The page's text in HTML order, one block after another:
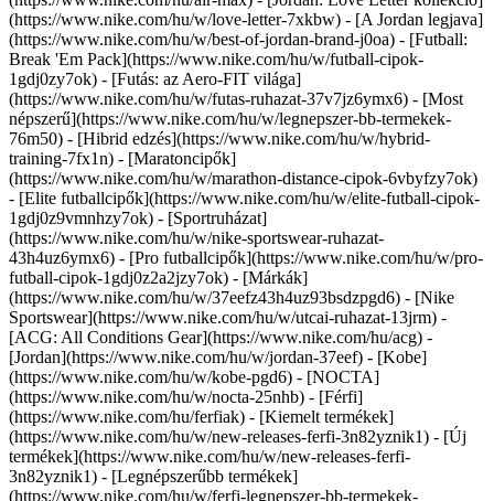
(https://www.nike.com/hu/w/love-letter-7xkbw) - [A Jordan legjava]
(https://www.nike.com/hu/w/best-of-jordan-brand-j0oa) - [Futball:
Break 'Em Pack](https://www.nike.com/hu/w/futball-cipok-
1gdj0zy7ok) - [Futás: az Aero-FIT világa]
(https://www.nike.com/hu/w/futas-ruhazat-37v7jz6ymx6) - [Most
népszerű](https://www.nike.com/hu/w/legnepszer-bb-termekek-
76m50) - [Hibrid edzés](https://www.nike.com/hu/w/hybrid-
training-7fx1n) - [Maratoncipők]
(https://www.nike.com/hu/w/marathon-distance-cipok-6vbyfzy7ok)
- [Elite futballcipők](https://www.nike.com/hu/w/elite-futball-cipok-
1gdj0z9vmnhzy7ok) - [Sportruházat]
(https://www.nike.com/hu/w/nike-sportswear-ruhazat-
43h4uz6ymx6) - [Pro futballcipők](https://www.nike.com/hu/w/pro-
futball-cipok-1gdj0z2a2jzy7ok) - [Márkák]
(https://www.nike.com/hu/w/37eefz43h4uz93bsdzpgd6) - [Nike
Sportswear](https://www.nike.com/hu/w/utcai-ruhazat-13jrm) -
[ACG: All Conditions Gear](https://www.nike.com/hu/acg) -
[Jordan](https://www.nike.com/hu/w/jordan-37eef) - [Kobe]
(https://www.nike.com/hu/w/kobe-pgd6) - [NOCTA]
(https://www.nike.com/hu/w/nocta-25nhb) - [Férfi]
(https://www.nike.com/hu/ferfiak) - [Kiemelt termékek]
(https://www.nike.com/hu/w/new-releases-ferfi-3n82yznik1) - [Új
termékek](https://www.nike.com/hu/w/new-releases-ferfi-
3n82yznik1) - [Legnépszerűbb termékek]
(https://www.nike.com/hu/w/ferfi-legnepszer-bb-termekek-